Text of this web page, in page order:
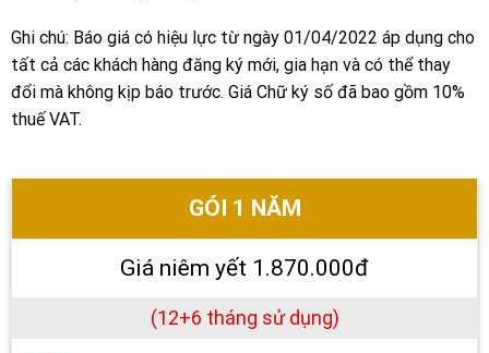
Ghi chú: Báo giá có hiệu lực từ ngày 01/04/2022 áp dụng cho
tất cả các khách hàng đăng ký mới, gia hạn và có thể thay
đổi mà không kịp báo trước. Giá Chữ ký số đã bao gồm 10%
thuế VAT.
GÓI 1 NĂM
Giá niêm yết 1.870.000đ
(12+6 tháng sử dụng)